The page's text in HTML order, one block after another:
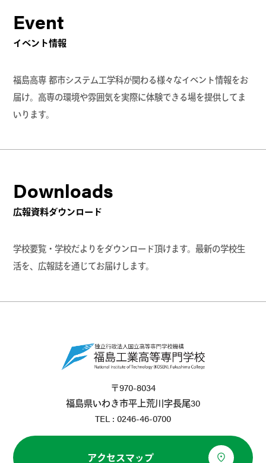
Event
イベント情報
福島高専 都市システム工学科が関わる様々なイベント情報をお
届け。高専の環境や雰囲気を実際に体験できる場を提供してま
いります。
Downloads
広報資料ダウンロード
学校要覧・学校だよりをダウンロード頂けます。最新の学校生
活を、広報誌を通じてお届けします。
〒970-8034
福島県いわき市平上荒川字長尾30
TEL : 0246-46-0700
アクセスマップ